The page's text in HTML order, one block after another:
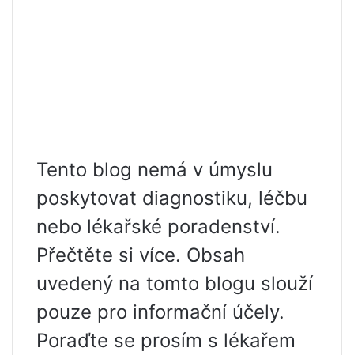
Tento blog nemá v úmyslu
poskytovat diagnostiku, léčbu
nebo lékařské poradenství.
Přečtěte si více. Obsah
uvedený na tomto blogu slouží
pouze pro informační účely.
Poraďte se prosím s lékařem